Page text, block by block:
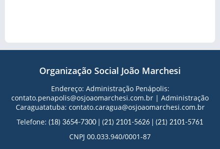
Organização Social João Marchesi
Endereço: Administração Penápolis:
contato.penapolis@osjoaomarchesi.com.br | Administração
Caraguatatuba: contato.caragua@osjoaomarchesi.com.br
Telefone: (18) 3654-7300 | (21) 2101-5626 | (21) 2101-5761
CNPJ 00.033.940/0001-87